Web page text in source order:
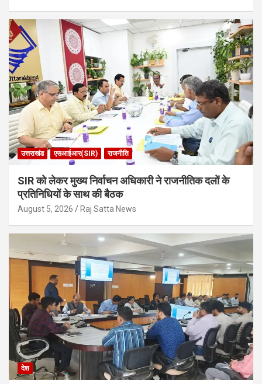
उत्तराखंड एसआईआर(SIR) राजनीति
SIR को लेकर मुख्य निर्वाचन अधिकारी ने राजनीतिक दलों के
प्रतिनिधियों के साथ की बैठक
August 5, 2026 Raj Satta News
देश